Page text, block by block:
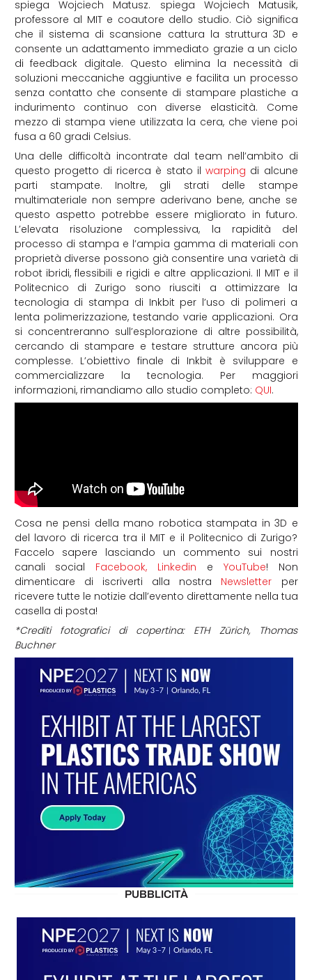
spiega Wojciech Matusz. spiega Wojciech Matusik,
professore al MIT e coautore dello studio. Ciò significa
che il sistema di scansione cattura la struttura 3D e
consente un adattamento immediato grazie a un ciclo
di feedback digitale. Questo elimina la necessità di
soluzioni meccaniche aggiuntive e facilita un processo
senza contatto che consente di stampare plastiche a
indurimento continuo con diverse elasticità. Come
mezzo di stampa viene utilizzata la cera, che viene poi
fusa a 60 gradi Celsius.
Una delle difficoltà incontrate dal team nell’ambito di
questo progetto di ricerca è stato ilwarping di alcune
parti stampate. Inoltre, gli strati delle stampe
multimateriale non sempre aderivano bene, anche se
questo aspetto potrebbe essere migliorato in futuro.
L’elevata risoluzione complessiva, la rapidità del
processo di stampa e l’ampia gamma di materiali con
proprietà diverse possono già consentire una varietà di
robot ibridi, flessibili e rigidi e altre applicazioni. Il MIT e il
Politecnico di Zurigo sono riusciti a ottimizzare la
tecnologia di stampa di Inkbit per l’uso di polimeri a
lenta polimerizzazione, testando varie applicazioni. Ora
si concentreranno sull’esplorazione di altre possibilità,
cercando di stampare e testare strutture ancora più
complesse. L’obiettivo finale di Inkbit è sviluppare e
commercializzare la tecnologia. Per maggiori
informazioni, rimandiamo allo studio completo: QUI.
Cosa ne pensi della mano robotica stampata in 3D e
del lavoro di ricerca tra il MIT e il Politecnico di Zurigo?
Faccelo sapere lasciando un commento sui nostri
canali social Facebook, Linkedin e YouTube! Non
dimenticare di iscriverti alla nostra Newsletter per
ricevere tutte le notizie dall’evento direttamente nella tua
casella di posta!
*Crediti fotografici di copertina: ETH Zürich, Thomas
Buchner
PUBBLICITÀ